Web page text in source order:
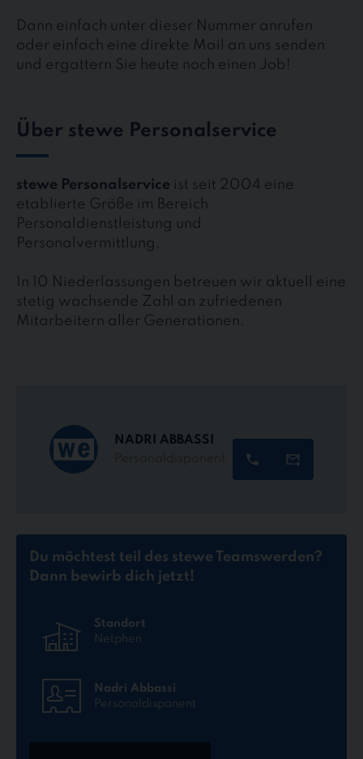
Dann einfach unter dieser Nummer anrufen
oder einfach eine direkte Mail an uns senden
und ergattern Sie heute noch einen Job!
Über stewe Personalservice
stewe Personalservice ist seit 2004 eine
etablierte Größe im Bereich
Personaldienstleistung und
Personalvermittlung.
In 10 Niederlassungen betreuen wir aktuell eine
stetig wachsende Zahl an zufriedenen
Mitarbeitern aller Generationen.
NADRI ABBASSI
Du möchtest teil des stewe Teamswerden?
Dann bewirb dich jetzt!
Standort
Netphen
Nadri Abbassi
Personaldisponent